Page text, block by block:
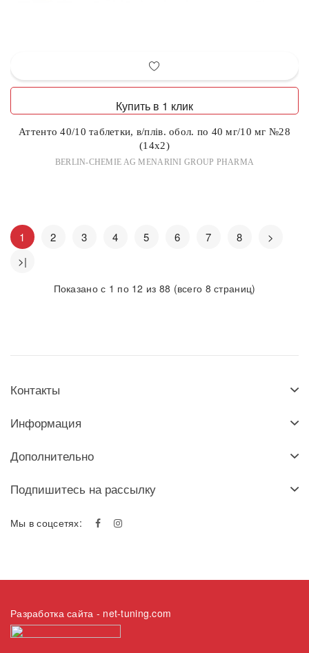
Купить в 1 клик
Аттенто 40/10 таблетки, в/плів. обол. по 40 мг/10 мг №28
(14х2)
BERLIN-CHEMIE AG MENARINI GROUP PHARMA
1 2 3 4 5 6 7 8
>
>|
Показано с 1 по 12 из 88 (всего 8 страниц)
Контакты
Информация
Дополнительно
Подпишитесь на рассылку
Мы в соцсетях:
Разработка сайта - net-tuning.com